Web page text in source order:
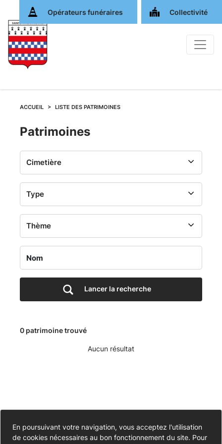
Opérateurs funéraires Collectivité
ACCUEIL LISTE DES PATRIMOINES
Liste
des
patrimoines
remarquables
-
Cimetière
de
la
commune
SUR
Patrimoines
Lancer la recherche
0 patrimoine trouvé
Aucun résultat
Accessibilité
Partiellement conforme
En poursuivant votre navigation, vous acceptez l'utilisation
de cookies nécessaires au bon fonctionnement du site. Pour